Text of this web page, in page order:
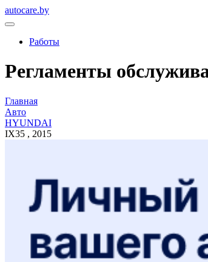
autocare.by
Работы
Регламенты
Главная
Авто
HYUNDAI
IX35 , 2015